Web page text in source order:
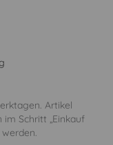
Artikel
Schritt „Einkauf